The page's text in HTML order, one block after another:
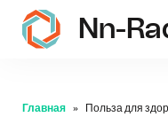
Nn-
Главная Польза для